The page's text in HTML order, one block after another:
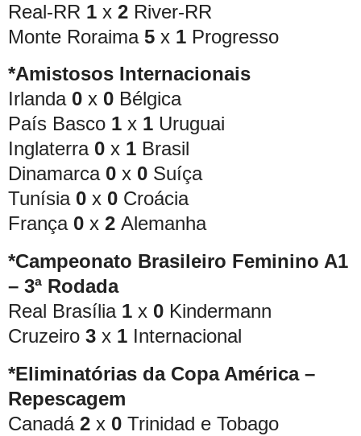
Real-RR 1 x 2 River-RR
Monte Roraima 5 x 1 Progresso
*Amistosos Internacionais
Irlanda 0 x 0 Bélgica
País Basco 1 x 1 Uruguai
Inglaterra 0 x 1 Brasil
Dinamarca 0 x 0 Suíça
Tunísia 0 x 0 Croácia
França 0 x 2 Alemanha
*Campeonato Brasileiro Feminino A1
– 3ª Rodada
Real Brasília 1 x 0 Kindermann
Cruzeiro 3 x 1 Internacional
*Eliminatórias da Copa América –
Repescagem
Canadá 2 x 0 Trinidad e Tobago